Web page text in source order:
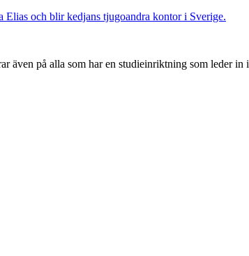
Elias och blir kedjans tjugoandra kontor i Sverige.
även på alla som har en studieinriktning som leder in i